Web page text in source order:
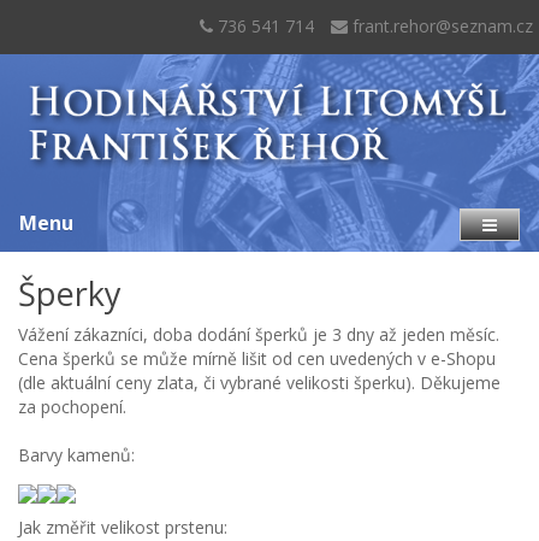
736 541 714 frant.rehor@seznam.cz
Menu
Šperky
Vážení zákazníci, doba dodání šperků je 3 dny až jeden měsíc.
Cena šperků se může mírně lišit od cen uvedených v e-Shopu
(dle aktuální ceny zlata, či vybrané velikosti šperku). Děkujeme
za pochopení.
Barvy kamenů:
Jak změřit velikost prstenu: